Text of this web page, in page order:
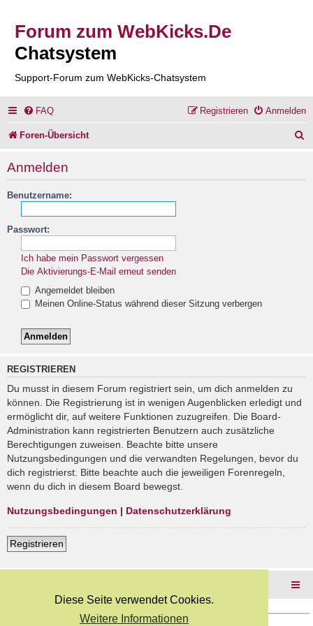
Diese Seite verwendet Cookies.
Weitere Informationen
Forum zum WebKicks.De
Chatsystem
Support-Forum zum WebKicks-Chatsystem
FAQ Anmelden
Registrieren
Foren-Übersicht
Anmelden
Benutzername:
Passwort:
Ich habe mein Passwort vergessen
Die Aktivierungs-E-Mail erneut senden
Angemeldet bleiben
Meinen Online-Status während dieser Sitzung verbergen
REGISTRIEREN
Du musst in diesem Forum registriert sein, um dich anmelden zu
können. Die Registrierung ist in wenigen Augenblicken erledigt und
ermöglicht dir, auf weitere Funktionen zuzugreifen. Die Board-
Administration kann registrierten Benutzern auch zusätzliche
Berechtigungen zuweisen. Beachte bitte unsere
Nutzungsbedingungen und die verwandten Regelungen, bevor du
dich registrierst. Bitte beachte auch die jeweiligen Forenregeln,
wenn du dich in diesem Board bewegst.
Nutzungsbedingungen | Datenschutzerklärung
Registrieren